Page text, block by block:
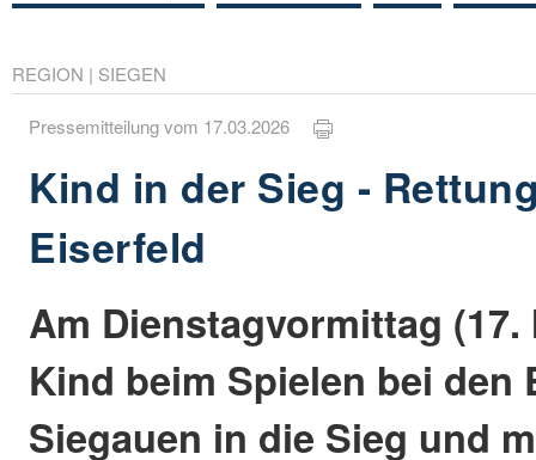
REGION | SIEGEN
Pressemitteilung vom 17.03.2026
Kind in der Sieg -
Eiserfeld
Am Dienstagvormittag
Kind beim Spielen bei den
Siegauen in die Sieg und